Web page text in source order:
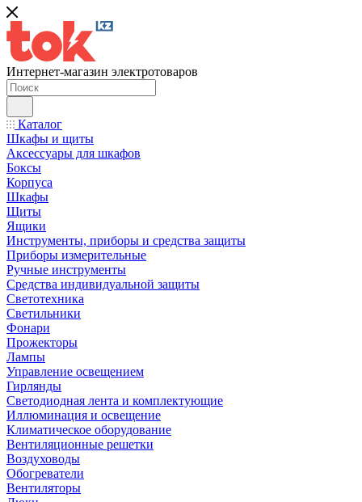
Интернет-магазин электротоваров
Каталог
Шкафы и щиты
Аксессуары для шкафов
Боксы
Корпуса
Шкафы
Щиты
Ящики
Инструменты, приборы и средства защиты
Приборы измерительные
Ручные инструменты
Средства индивидуальной защиты
Светотехника
Светильники
Фонари
Прожекторы
Лампы
Управление освещением
Гирлянды
Светодиодная лента и комплектующие
Иллюминация и освещение
Климатическое оборудование
Вентиляционные решетки
Воздуховоды
Обогреватели
Вентиляторы